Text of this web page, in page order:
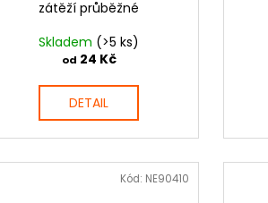
zátěží průběžné
Skladem (>5 ks)
od 24 Kč
DETAIL
Kód: NE90410